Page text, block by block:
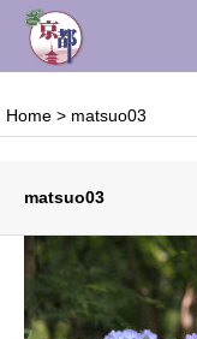
Home > matsuo03
matsuo03